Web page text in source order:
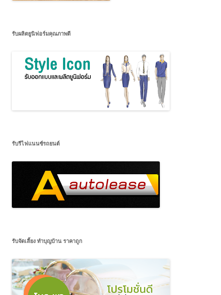
รับผลิตยูนิฟอร์มคุณภาพดี
รับรีไฟแนนซ์รถยนต์
รับจัดเลี้ยง ทำบุญบ้าน ราคาถูก